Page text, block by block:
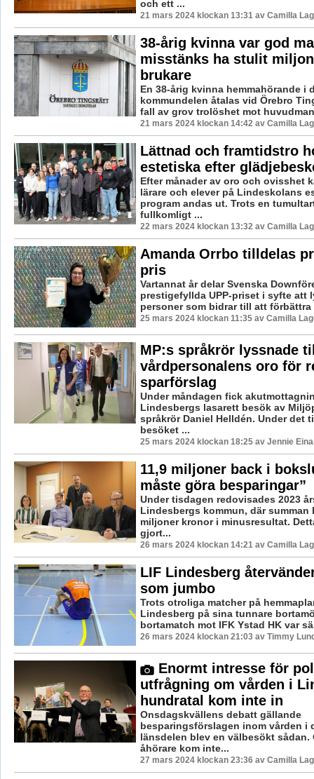
och ett ...
21 mars 2024 klockan 13:31 av Camilla
38-årig kvinna var god
misstänks ha stulit
brukare
En 38-årig kvinna hemmahörande i
kommundelen åtalas vid Örebro
fall av grov trolöshet mot
21 mars 2024 klockan 14:42 av Camilla
Lättnad och framtidstro
estetiska efter
Efter månader av oro och ovisshet
lärare och elever på Lindeskolans
program andas ut. Trots en
fullkomligt ...
22 mars 2024 klockan 13:32 av Camilla
Amanda Orrbo tilldelas
pris
Vartannat år delar Svenska
prestigefyllda UPP-priset i syfte att
personer som bidrar till att förbättra
25 mars 2024 klockan 11:35 av Camilla
MP:s språkrör lyssnade
vårdpersonalens oro för
sparförslag
Under måndagen fick
Lindesbergs lasarett besök av
språkrör Daniel Helldén. Under det
besöket ...
25 mars 2024 klockan 18:25 av Jennie
11,9 miljoner back i
måste göra besparingar”
Under tisdagen redovisades 2023
Lindesbergs kommun, där summan
miljoner kronor i minusresultat.
gjort...
26 mars 2024 klockan 14:21 av Camilla
LIF Lindesberg
som jumbo
Trots otroliga matcher på
Lindesberg på sina tunnare
bortamatch mot IFK Ystad HK var
26 mars 2024 klockan 21:03 av Timmy
Enormt intresse för
utfrågning om vården i
hundratal kom inte in
Onsdagskvällens debatt gällande
besparingsförslagen inom vården i
länsdelen blev en välbesökt sådan.
åhörare kom inte...
27 mars 2024 klockan 23:36 av Camilla